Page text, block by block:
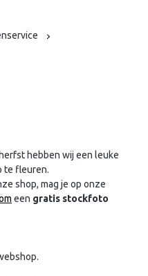
hebben wij een leuke
te fleuren.
shop, mag je op onze
een gratis stockfoto